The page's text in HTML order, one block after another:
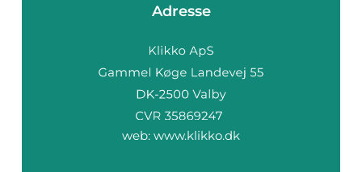
Adresse
web: www.klikko.dk